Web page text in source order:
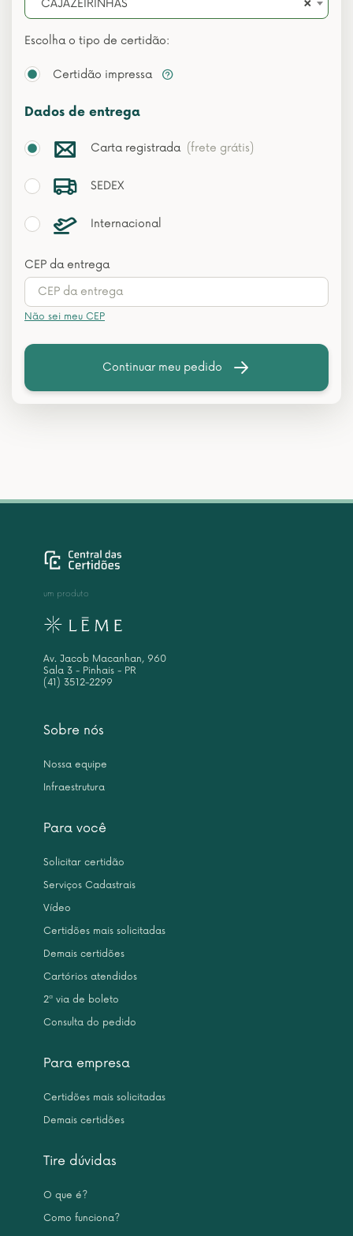
×
CAJAZEIRINHAS
Escolha o tipo de certidão:
Certidão impressa
Dados de entrega
Carta registrada (frete grátis)
SEDEX
Internacional
CEP da entrega
Não sei meu CEP
Continuar meu pedido
Sobre nós
Nossa equipe
Infraestrutura
Para você
Solicitar certidão
Serviços Cadastrais
Vídeo
Certidões mais solicitadas
Demais certidões
Cartórios atendidos
2ª via de boleto
Consulta do pedido
Para empresa
Certidões mais solicitadas
Demais certidões
Tire dúvidas
O que é?
Como funciona?
um produto
Av. Jacob Macanhan, 960
Sala 3 - Pinhais - PR
(41) 3512-2299